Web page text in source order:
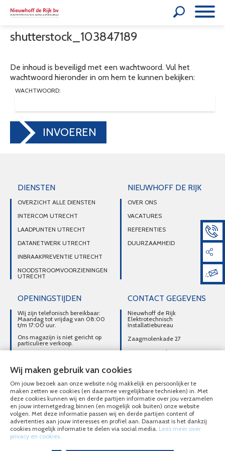
shutterstock_103847189
De inhoud is beveiligd met een wachtwoord. Vul het
wachtwoord hieronder in om hem te kunnen bekijken:
WACHTWOORD:
INVOEREN
DIENSTEN
OVERZICHT ALLE DIENSTEN
INTERCOM UTRECHT
LAADPUNTEN UTRECHT
DATANETWERK UTRECHT
INBRAAKPREVENTIE UTRECHT
NOODSTROOMVOORZIENINGEN
UTRECHT
NIEUWHOFF DE RIJK
OVER ONS
VACATURES
REFERENTIES
DUURZAAMHEID
OPENINGSTIJDEN
Wij zijn telefonisch bereikbaar:
Maandag tot vrijdag van 08:00
t/m 17:00 uur.
Ons magazijn is niet gericht op
particuliere verkoop.
contact.
CONTACT GEGEVENS
Nieuwhoff de Rijk
Elektrotechnisch
Installatiebureau
Zaagmolenkade 27
3515 AC Utrecht
DIRECT CONTACT
OPNEMEN
030-2716496
MAIL ONS
© Nieuwhoff de Rijk Elektrotechnisch Installatiebureau 2020 - 2026
Wij maken gebruik van cookies
Om jouw bezoek aan onze website nóg makkelijk en persoonlijker te
maken zetten we cookies (en daarmee vergelijkbare technieken) in. Met
deze cookies kunnen wij en derde partijen informatie over jou verzamelen
en jouw internetgedrag binnen (en mogelijk ook buiten) onze website
volgen. Met deze informatie passen wij en derde partijen content of
advertenties aan jouw interesses en profiel aan. Daarnaast is het dankzij
cookies mogelijk informatie te delen via social media. Lees meer over
privacy en cookies.